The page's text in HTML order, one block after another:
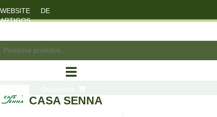
WEBSITE DE
ARTIGOS
CASA SENNA